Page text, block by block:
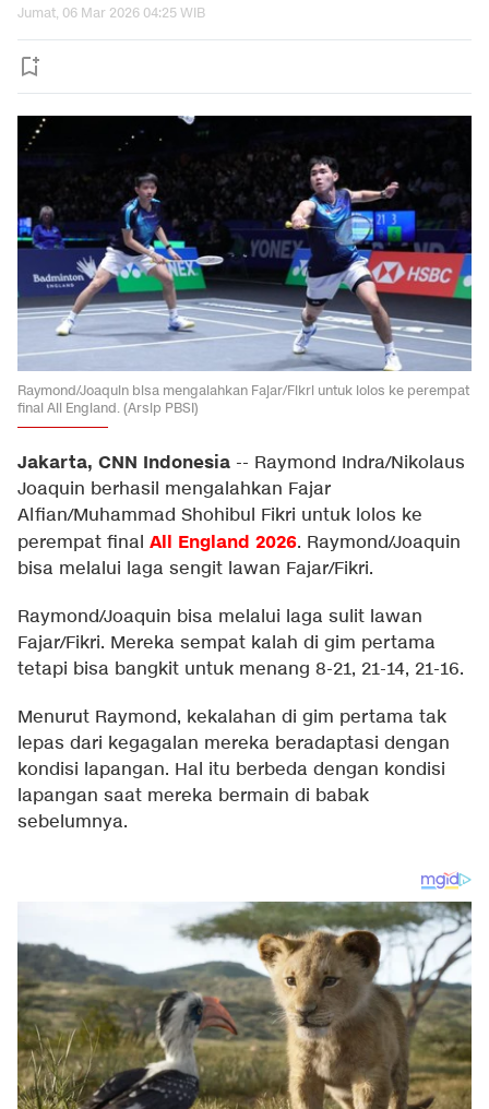
Jumat, 06 Mar 2026 04:25 WIB
Raymond/Joaquin bisa mengalahkan Fajar/Fikri untuk lolos ke perempat
final All England. (Arsip PBSI)
Jakarta, CNN Indonesia -- Raymond Indra/Nikolaus
Joaquin berhasil mengalahkan Fajar
Alfian/Muhammad Shohibul Fikri untuk lolos ke
perempat final All England 2026. Raymond/Joaquin
bisa melalui laga sengit lawan Fajar/Fikri.
Raymond/Joaquin bisa melalui laga sulit lawan
Fajar/Fikri. Mereka sempat kalah di gim pertama
tetapi bisa bangkit untuk menang 8-21, 21-14, 21-16.
Menurut Raymond, kekalahan di gim pertama tak
lepas dari kegagalan mereka beradaptasi dengan
kondisi lapangan. Hal itu berbeda dengan kondisi
lapangan saat mereka bermain di babak
sebelumnya.